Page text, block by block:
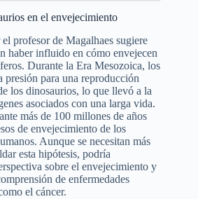
en el envejecimiento
profesor de Magalhaes sugiere
haber influido en cómo envejecen
Durante la Era Mesozoica, los
presión para una reproducción
los dinosaurios, lo que llevó a la
asociados con una larga vida.
más de 100 millones de años
de envejecimiento de los
Aunque se necesitan más
esta hipótesis, podría
sobre el envejecimiento y
de enfermedades
el cáncer.